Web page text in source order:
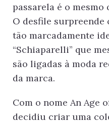
passarela é o
O desfile surpreende
tão marcadamente
“Schiaparelli” que
são ligadas à moda
da marca.
Com o nome An Age
decidiu criar uma